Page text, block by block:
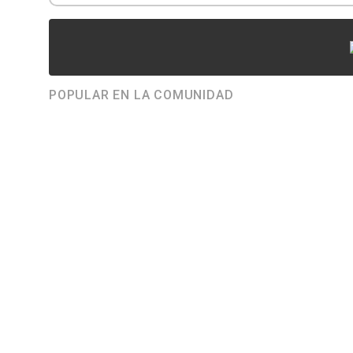
POPULAR EN LA COMUNIDAD